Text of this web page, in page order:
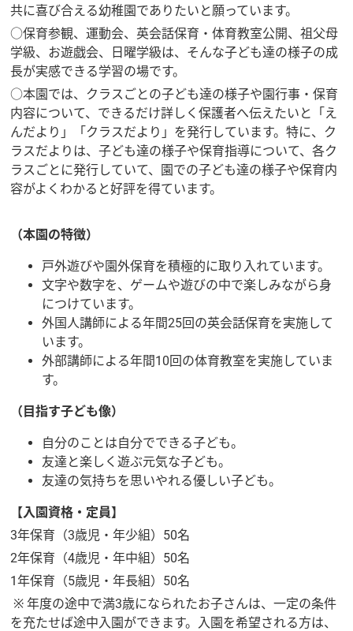
共に喜び合える幼稚園でありたいと願っています。
○保育参観、運動会、英会話保育・体育教室公開、祖父母
学級、お遊戯会、日曜学級は、そんな子ども達の様子の成
長が実感できる学習の場です。
○本園では、クラスごとの子ども達の様子や園行事・保育
内容について、できるだけ詳しく保護者へ伝えたいと「え
んだより」「クラスだより」を発行しています。特に、ク
ラスだよりは、子ども達の様子や保育指導について、各ク
ラスごとに発行していて、園での子ども達の様子や保育内
容がよくわかると好評を得ています。
（本園の特徴）
戸外遊びや園外保育を積極的に取り入れています。
文字や数字を、ゲームや遊びの中で楽しみながら身
につけています。
外国人講師による年間25回の英会話保育を実施して
います。
外部講師による年間10回の体育教室を実施していま
す。
（目指す子ども像）
自分のことは自分でできる子ども。
友達と楽しく遊ぶ元気な子ども。
友達の気持ちを思いやれる優しい子ども。
【入園資格・定員】
3年保育（3歳児・年少組）50名
2年保育（4歳児・年中組）50名
1年保育（5歳児・年長組）50名
※ 年度の途中で満3歳になられたお子さんは、一定の条件
を充たせば途中入園ができます。入園を希望される方は、